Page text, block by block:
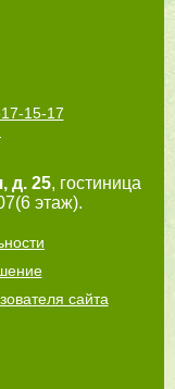
15-17
д. 25, гостиница
этаж).
сайта